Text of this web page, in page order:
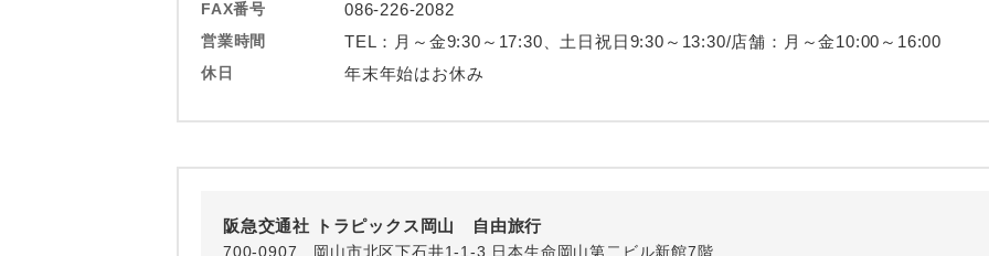
FAX番号
086-226-2082
営業時間 TEL：月～金9:30～17:30、土日祝日9:30～13:30/店舗：月～金10:00～16:00
休日 年末年始はお休み
阪急交通社 トラピックス岡山 自由旅行
700-0907 岡山市北区下石井1-1-3 日本生命岡山第二ビル新館7階